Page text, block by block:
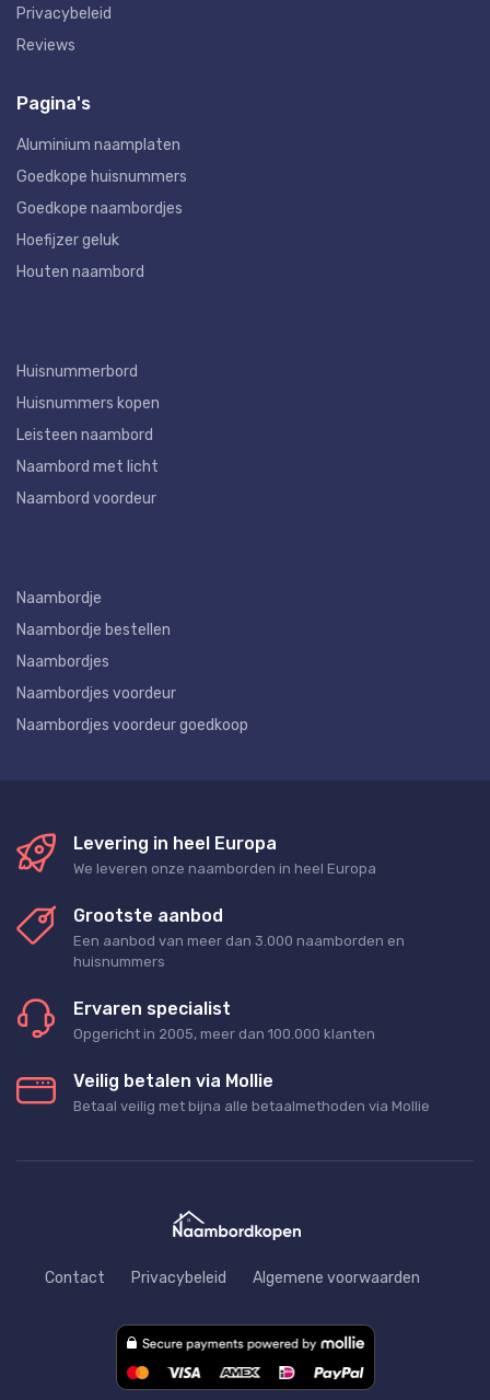
Privacybeleid
Reviews
Pagina's
Aluminium naamplaten
Goedkope huisnummers
Goedkope naambordjes
Hoefijzer geluk
Houten naambord
Huisnummerbord
Huisnummers kopen
Leisteen naambord
Naambord met licht
Naambord voordeur
Naambordje
Naambordje bestellen
Naambordjes
Naambordjes voordeur
Naambordjes voordeur goedkoop
Levering in heel Europa
We leveren onze naamborden in heel Europa
Grootste aanbod
Een aanbod van meer dan 3.000 naamborden en
huisnummers
Ervaren specialist
Opgericht in 2005, meer dan 100.000 klanten
Veilig betalen via Mollie
Betaal veilig met bijna alle betaalmethoden via Mollie
Contact Privacybeleid Algemene voorwaarden